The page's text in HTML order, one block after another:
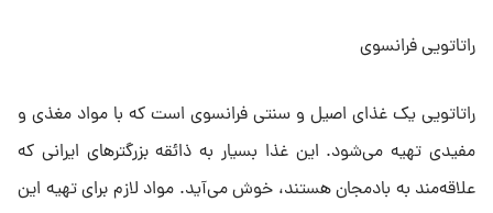
راتاتویی فرانسوی
راتاتویی یک غذای اصیل و سنتی فرانسوی است که با مواد مغذی و
مفیدی تهیه می‌شود. این غذا بسیار به ذائقه بزرگترهای ایرانی که
علاقه‌مند به بادمجان هستند، خوش می‌آید. مواد لازم برای تهیه این